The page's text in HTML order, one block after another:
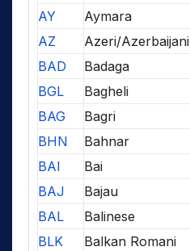
AY
Aymara
AZ
Azeri/Azerbaijani
BAD
Badaga
BGL
Bagheli
BAG
Bagri
BHN
Bahnar
BAI
Bai
BAJ
Bajau
BAL
Balinese
BLK
Balkan Romani